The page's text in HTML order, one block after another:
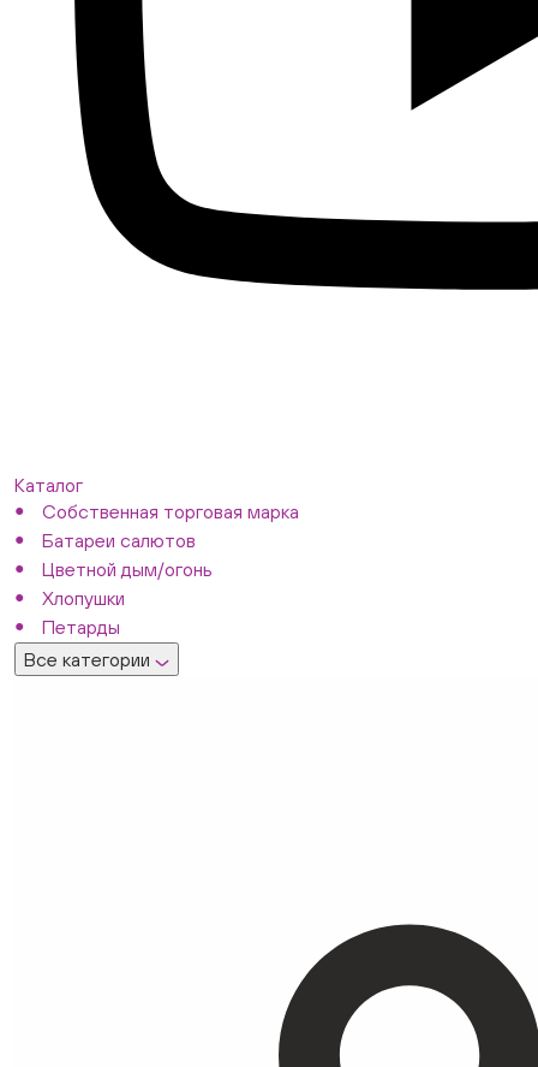
Каталог
Собственная торговая марка
Батареи салютов
Цветной дым/огонь
Хлопушки
Петарды
Все категории